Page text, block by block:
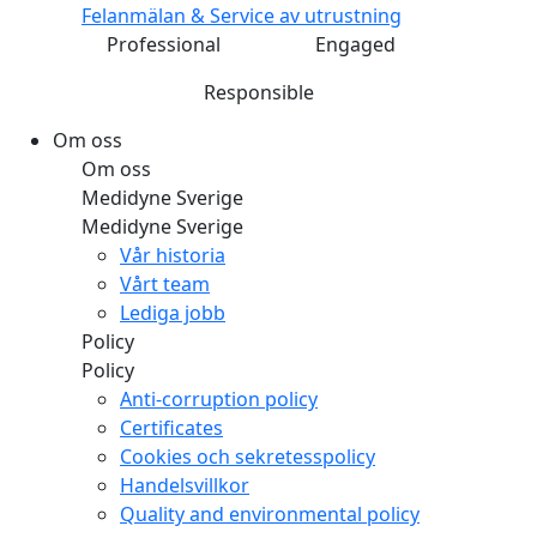
Felanmälan & Service av utrustning
Professional
Engaged
Responsible
Om oss
Om oss
Medidyne Sverige
Medidyne Sverige
Vår historia
Vårt team
Lediga jobb
Policy
Policy
Anti-corruption policy
Certificates
Cookies och sekretesspolicy
Handelsvillkor
Quality and environmental policy